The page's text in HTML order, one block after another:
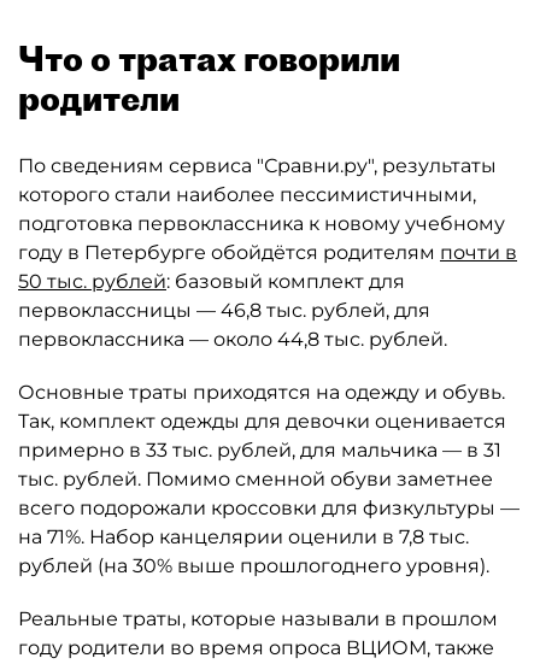
Что о тратах говорили
родители
По сведениям сервиса "Сравни.ру", результаты
которого стали наиболее пессимистичными,
подготовка первоклассника к новому учебному
году в Петербурге обойдётся родителям почти в
50 тыс. рублей: базовый комплект для
первоклассницы — 46,8 тыс. рублей, для
первоклассника — около 44,8 тыс. рублей.
Основные траты приходятся на одежду и обувь.
Так, комплект одежды для девочки оценивается
примерно в 33 тыс. рублей, для мальчика — в 31
тыс. рублей. Помимо сменной обуви заметнее
всего подорожали кроссовки для физкультуры —
на 71%. Набор канцелярии оценили в 7,8 тыс.
рублей (на 30% выше прошлогоднего уровня).
Реальные траты, которые называли в прошлом
году родители во время опроса ВЦИОМ, также